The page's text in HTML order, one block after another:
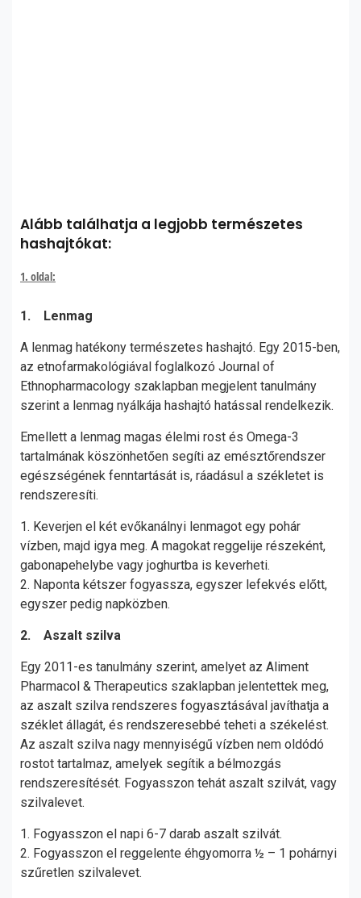
Alább találhatja a legjobb természetes
hashajtókat:
1. oldal:
1. Lenmag
A lenmag hatékony természetes hashajtó. Egy 2015-ben,
az etnofarmakológiával foglalkozó Journal of
Ethnopharmacology szaklapban megjelent tanulmány
szerint a lenmag nyálkája hashajtó hatással rendelkezik.
Emellett a lenmag magas élelmi rost és Omega-3
tartalmának köszönhetően segíti az emésztőrendszer
egészségének fenntartását is, ráadásul a székletet is
rendszeresíti.
1. Keverjen el két evőkanálnyi lenmagot egy pohár
vízben, majd igya meg. A magokat reggelije részeként,
gabonapehelybe vagy joghurtba is keverheti.
2. Naponta kétszer fogyassza, egyszer lefekvés előtt,
egyszer pedig napközben.
2. Aszalt szilva
Egy 2011-es tanulmány szerint, amelyet az Aliment
Pharmacol & Therapeutics szaklapban jelentettek meg,
az aszalt szilva rendszeres fogyasztásával javíthatja a
széklet állagát, és rendszeresebbé teheti a székelést.
Az aszalt szilva nagy mennyiségű vízben nem oldódó
rostot tartalmaz, amelyek segítik a bélmozgás
rendszeresítését. Fogyasszon tehát aszalt szilvát, vagy
szilvalevet.
1. Fogyasszon el napi 6-7 darab aszalt szilvát.
2. Fogyasszon el reggelente éhgyomorra ½ – 1 pohárnyi
szűretlen szilvalevet.